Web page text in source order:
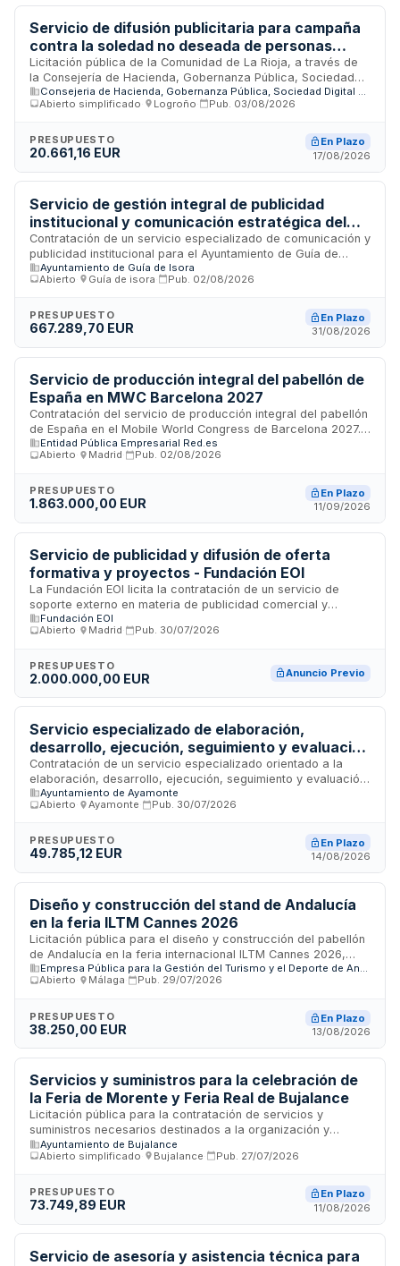
comunicación, desde la conceptualización estratégica hasta
la medición del impacto de la campaña.
Servicio de difusión publicitaria para campaña
contra la soledad no deseada de personas
mayores - Comunidad de La Rioja
Licitación pública de la Comunidad de La Rioja, a través de
la Consejería de Hacienda, Gobernanza Pública, Sociedad
Digital y Portavocía del Gobierno, para la contratación de
servicios de difusión publicitaria destinados a impulsar una
deseada de las personas mayores. El servicio incluye la
planificación, diseño y ejecución de acciones publicitarias en
concienciar a la población objetivo sobre esta problemática
social.
Consejeria de Hacienda, Gobernanza Pública, Sociedad Digital y Portavocía del Gobierno
Abierto simplificado
Logroño Pub. 03/08/2026
PRESUPUESTO
20.661,16 EUR
En Plazo
17/08/2026
Servicio de gestión integral de publicidad
institucional y comunicación estratégica del
Ayuntamiento de Guía de Isora
Contratación de un servicio especializado de comunicación y
publicidad institucional para el Ayuntamiento de Guía de
Isora. El contrato abarca la gestión estratégica de la
comunicación municipal, redacción de textos informativos,
comunicación, asesoramiento en inserción publicitaria y
seguimiento de acciones comunicativas. El objetivo es
e instituciones, fortaleciendo la imagen institucional y
manteniendo una comunicación fluida y efectiva con todos
los actores clave.
Ayuntamiento de Guía de Isora
Abierto
Guía de isora Pub. 02/08/2026
PRESUPUESTO
667.289,70 EUR
En Plazo
31/08/2026
Servicio de producción integral del pabellón de
España en MWC Barcelona 2027
Contratación del servicio de producción integral del pabellón
de España en el Mobile World Congress de Barcelona 2027.
El servicio comprende la puesta a disposición del pabellón,
sus infraestructuras tecnológicas, organización de
seguimiento y reporte del proyecto. Red.es licita esta
prestación para garantizar la correcta ejecución de todas
necesarias para la participación española en el congreso
tecnológico.
Entidad Pública Empresarial Red.es
Abierto
Madrid Pub. 02/08/2026
PRESUPUESTO
1.863.000,00 EUR
En Plazo
11/09/2026
Servicio de publicidad y difusión de oferta
formativa y proyectos - Fundación EOI
La Fundación EOI licita la contratación de un servicio de
soporte externo en materia de publicidad comercial y
difusión. Una agencia especializada realizará acciones de
comunicación y promoción dirigidas a dar visibilidad a toda
proyectos que desarrolla y promueve. El servicio incluye la
planificación, ejecución y seguimiento de campañas
publicitarias mediante diferentes canales y soportes para
alcanzar el público objetivo y potenciar la presencia
institucional de EOI.
Fundación EOI
Abierto
Madrid Pub. 30/07/2026
PRESUPUESTO
2.000.000,00 EUR Anuncio Previo
Servicio especializado de elaboración,
desarrollo, ejecución, seguimiento y evaluación
del plan de comunicación del Plan de Actuación
Integrado Ayamonte Neurociudad
Contratación de un servicio especializado orientado a la
elaboración, desarrollo, ejecución, seguimiento y evaluación
integral del plan de comunicación vinculado al Plan de
Actuación Integrado denominado Ayamonte Neurociudad,
FEDER para el período 2021-2027. El servicio abarca
funciones técnicas de apoyo operativo en comunicación,
entregables documentales, mantenimiento de sistemas de
seguimiento y trazabilidad, garantizando el cumplimiento de
obligaciones europeas en materia de comunicación y
difusión de actuaciones financiadas con fondos europeos.
Ayuntamiento de Ayamonte
Abierto
Ayamonte Pub. 30/07/2026
PRESUPUESTO
49.785,12 EUR
En Plazo
14/08/2026
Diseño y construcción del stand de Andalucía
en la feria ILTM Cannes 2026
Licitación pública para el diseño y construcción del pabellón
de Andalucía en la feria internacional ILTM Cannes 2026,
convocada por la Empresa Pública para la Gestión del
Turismo y el Deporte de Andalucía, S.A. El proyecto incluye la
un stand promocional destinado a la promoción turística de
Andalucía en el evento ferial más importante del sector de
viajes de lujo celebrado en Cannes. La intervención abarca
desde el proyecto técnico hasta la materialización del
espacio expositivo en sus aspectos constructivos y de
acabado.
Empresa Pública para la Gestión del Turismo y el Deporte de Andalucía, S.A.
Abierto
Málaga Pub. 29/07/2026
PRESUPUESTO
38.250,00 EUR
En Plazo
13/08/2026
Servicios y suministros para la celebración de
la Feria de Morente y Feria Real de Bujalance
Licitación pública para la contratación de servicios y
suministros necesarios destinados a la organización y
celebración de la Feria de Morente y Feria Real de Bujalance
durante el año 2026. El Ayuntamiento de Bujalance, a través
con un presupuesto base para cubrir la totalidad de
requerimientos logísticos, técnicos y operacionales que
localidad cordobesa. La adjudicación incluye diversos
servicios asociados a ferias y eventos públicos municipales.
Ayuntamiento de Bujalance
Abierto simplificado
Bujalance Pub. 27/07/2026
PRESUPUESTO
73.749,89 EUR
En Plazo
11/08/2026
Servicio de asesoría y asistencia técnica para